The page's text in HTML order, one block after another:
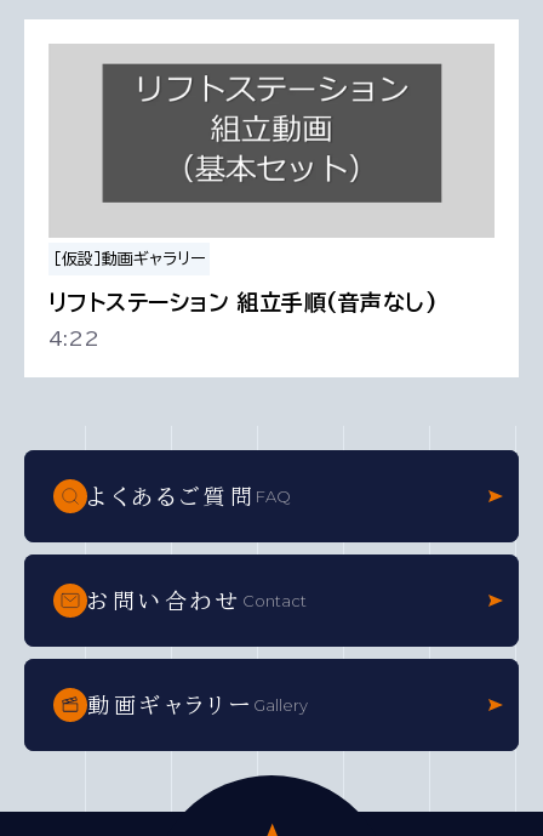
［仮設］動画ギャラリー
リフトステーション 組立手順(音声なし)
4:22
各ページへのナビゲーション
FAQ
よくあるご質問
Contact
お問い合わせ
Gallery
動画ギャラリー